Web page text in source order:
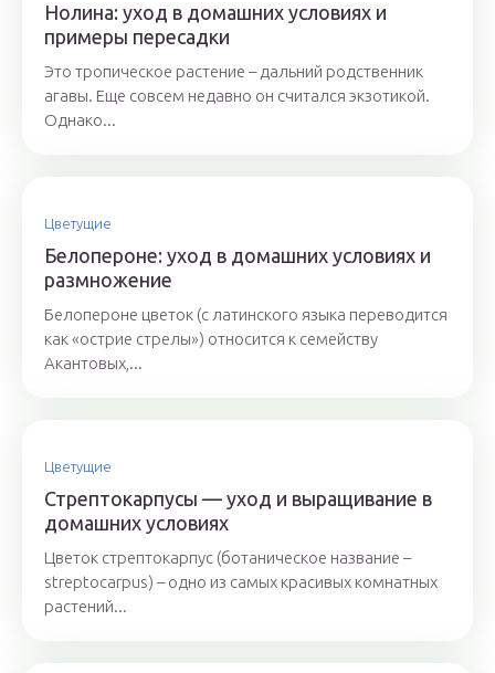
Нолина: уход в домашних условиях и
примеры пересадки
Это тропическое растение – дальний родственник
агавы. Еще совсем недавно он считался экзотикой.
Однако...
Цветущие
Белопероне: уход в домашних условиях и
размножение
Белопероне цветок (с латинского языка переводится
как «острие стрелы») относится к семейству
Акантовых,...
Цветущие
Стрептокарпусы — уход и выращивание в
домашних условиях
Цветок стрептокарпус (ботаническое название –
streptocarpus) – одно из самых красивых комнатных
растений...